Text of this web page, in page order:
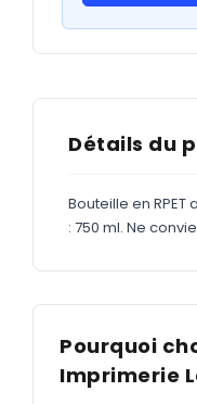
Panneaux
Étiquettes
Adhésifs vitrine
MARQUAGE TEXTILE
Tee-shirts
Polos Nouveau
Sweatshirts
Détails du
Bouteille en
: 750 ml. Ne
Pourquoi
Imprimerie